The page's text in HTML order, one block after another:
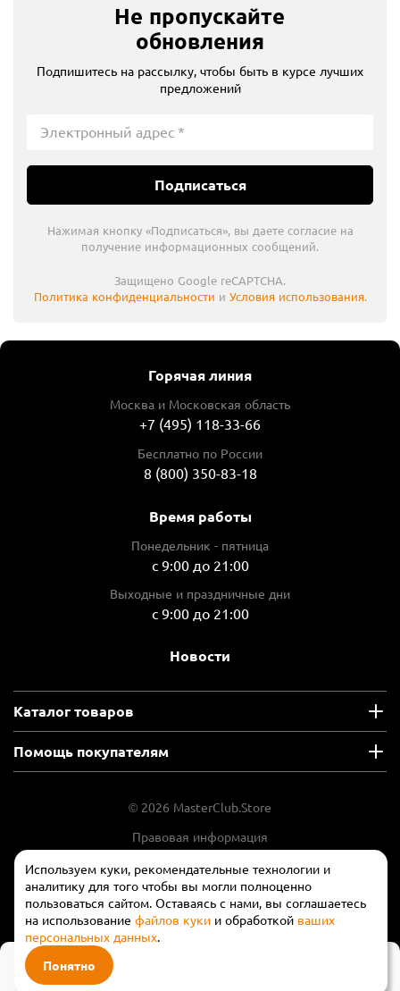
Используем куки, рекомендательные технологии и
аналитику для того чтобы вы могли полноценно
пользоваться сайтом. Оставаясь с нами, вы соглашаетесь
на использование файлов куки и обработкой ваших
персональных данных.
Понятно
76 680 ₽
Не пропускайте
обновления
Подпишитесь на рассылку, чтобы быть в курсе лучших
предложений
Подписаться
Нажимая кнопку «Подписаться», вы даете согласие на
получение информационных сообщений.
Защищено Google reCAPTCHA.
Политика конфиденциальности и Условия использования.
Горячая линия
Москва и Московская область
+7 (495) 118-33-66
Бесплатно по России
8 (800) 350-83-18
Время работы
Понедельник - пятница
с 9:00 до 21:00
Выходные и праздничные дни
с 9:00 до 21:00
Новости
Каталог товаров
Помощь покупателям
© 2026 MasterClub.Store
Правовая информация
Положение об обработки и защите
персональных данных